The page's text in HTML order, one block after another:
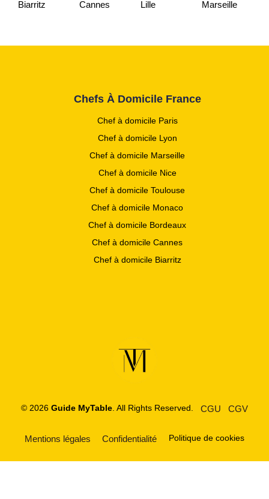
Biarritz Cannes Lille Marseille
Chefs À Domicile France
Chef à domicile Paris
Chef à domicile Lyon
Chef à domicile Marseille
Chef à domicile Nice
Chef à domicile Toulouse
Chef à domicile Monaco
Chef à domicile Bordeaux
Chef à domicile Cannes
Chef à domicile Biarritz
© 2026 Guide MyTable. All Rights Reserved. CGU CGV
Mentions légales Confidentialité Politique de cookies